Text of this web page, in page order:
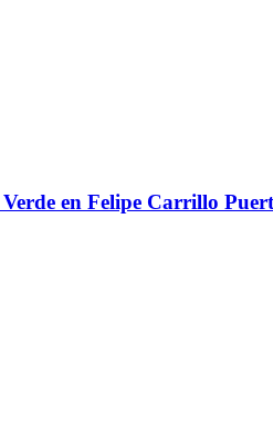
en Felipe Carrillo